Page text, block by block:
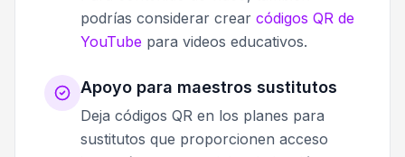
podrías considerar crear códigos QR de
YouTube para videos educativos.
Apoyo para maestros sustitutos
Deja códigos QR en los planes para
sustitutos que proporcionen acceso